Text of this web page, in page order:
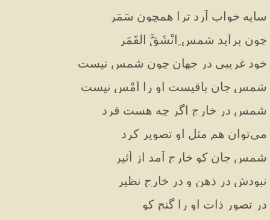
سایه خواب آرد ترا همچون سَمَر
چون برآید شمس ِانْشَقَّ الْقَمَر
خود غریبی در جهان چون شمس نیست
شمس جان باقیست او را اَمْس نیست
شمس در خارج اگر چه هست فرد
می‌توان هم مثل او تصویر کرد
شمس جان کو خارج آمد از اَثیر
نبودش در ذهن و در خارج نظیر
در تصور ذات او را گنج کو